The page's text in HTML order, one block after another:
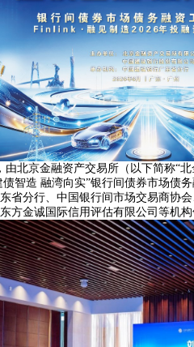
由北京金融资产交易所（以下简称“
债智造 融湾向实”银行间债券市场债
省分行、中国银行间市场交易商协
方金诚国际信用评估有限公司等机